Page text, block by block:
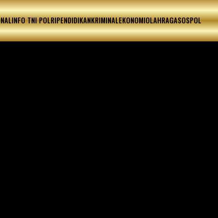
INFO TNI POLRIPENDIDIKANKRIMINALEKONOMIOLAHRAGASOSPOL